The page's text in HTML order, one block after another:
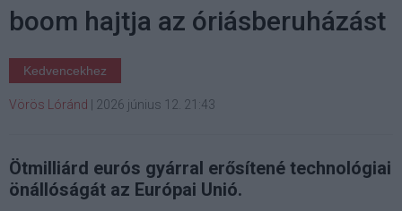
boom hajtja az óriásberuházást
Kedvencekhez
Vörös Lóránd | 2026 június 12. 21:43
Ötmilliárd eurós gyárral erősítené technológiai
önállóságát az Európai Unió.